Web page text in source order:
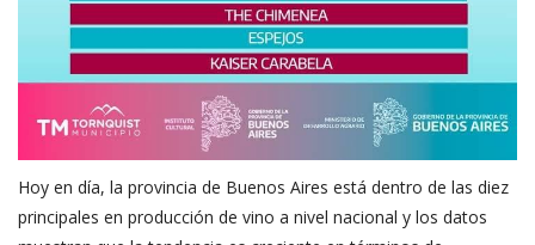
Hoy en día, la provincia de Buenos Aires está dentro de las diez
principales en producción de vino a nivel nacional y los datos